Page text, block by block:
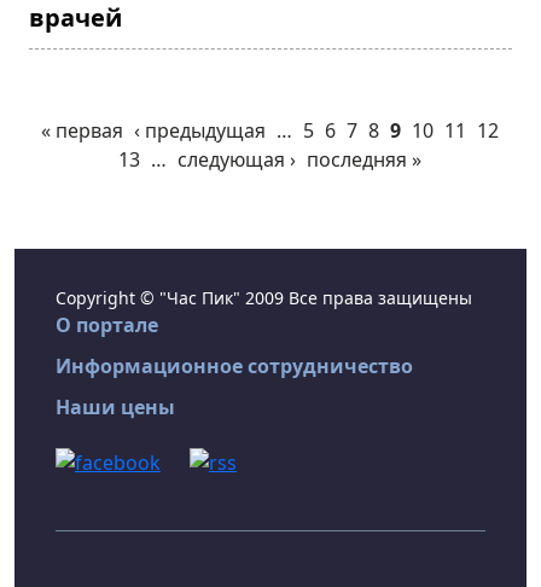
врачей
« первая ‹ предыдущая … 5 6 7 8 9 10 11 12
13 … следующая › последняя »
Copyright © "Час Пик" 2009 Все права защищены
О портале
Информационное сотрудничество
Наши цены